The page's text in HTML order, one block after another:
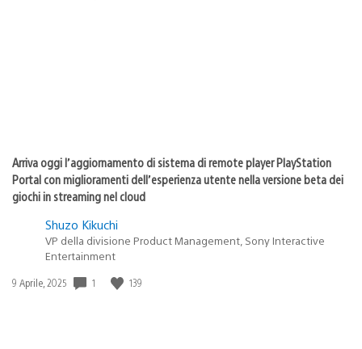
Arriva oggi l’aggiornamento di sistema di remote player PlayStation
Portal con miglioramenti dell’esperienza utente nella versione beta dei
giochi in streaming nel cloud
Shuzo Kikuchi
VP della divisione Product Management, Sony Interactive
Entertainment
Data
9 Aprile, 2025 1 139